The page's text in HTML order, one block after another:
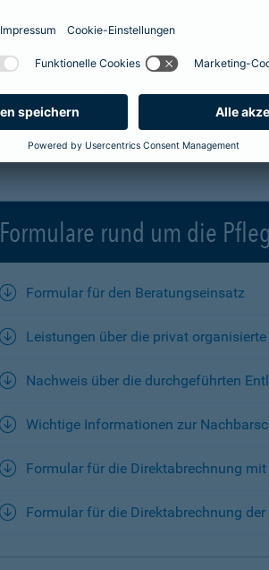
Formulare rund um die
Formular für den Beratungseinsatz
Leistungen über die privat
Nachweis über die durchgeführten
Wichtige Informationen zur
Formular für die Direktabrechnung
Formular für die Direktabrechnung